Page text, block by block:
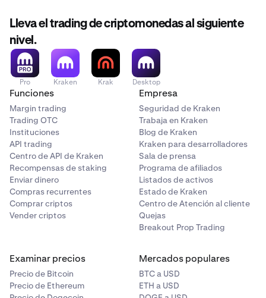
Lleva el trading de criptomonedas al siguiente
nivel.
Pro Kraken Krak Desktop
Funciones
Margin trading
Trading OTC
Instituciones
API trading
Centro de API de Kraken
Recompensas de staking
Enviar dinero
Compras recurrentes
Comprar criptos
Vender criptos
Empresa
Seguridad de Kraken
Trabaja en Kraken
Blog de Kraken
Kraken para desarrolladores
Sala de prensa
Programa de afiliados
Listados de activos
Estado de Kraken
Centro de Atención al cliente
Quejas
Breakout Prop Trading
Examinar precios
Precio de Bitcoin
Precio de Ethereum
Mercados populares
BTC a USD
ETH a USD